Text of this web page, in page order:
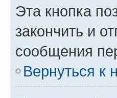
Эта кнопка
закончить и
сообщения
Вернуться к